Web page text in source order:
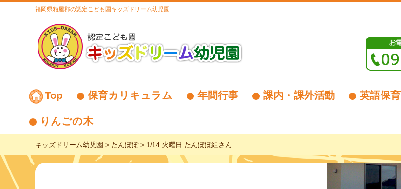
福岡県粕屋郡の認定こども園キッズドリーム幼児園
Top 保育カリキュラム 年間行事 課内・課外活動 英語保育
りんごの木
キッズドリーム幼児園 > たんぽぽ> 1/14 火曜日 たんぽぽ組さん